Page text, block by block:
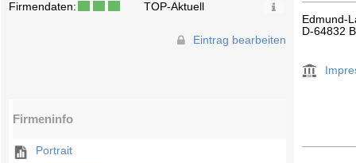
Firmendaten: TOP-Aktuell
Eintrag bearbeiten
Firmeninfo
Portrait
Edmund-
D-64832